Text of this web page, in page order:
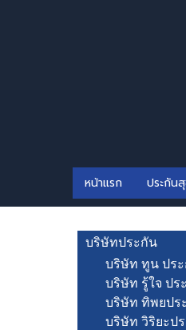
หน้าแรก ประกัน
บริษัทประกัน
บริษัท ทูน ปร
บริษัท รู้ใจ ปร
บริษัท ทิพยปร
บริษัท วิริยะป